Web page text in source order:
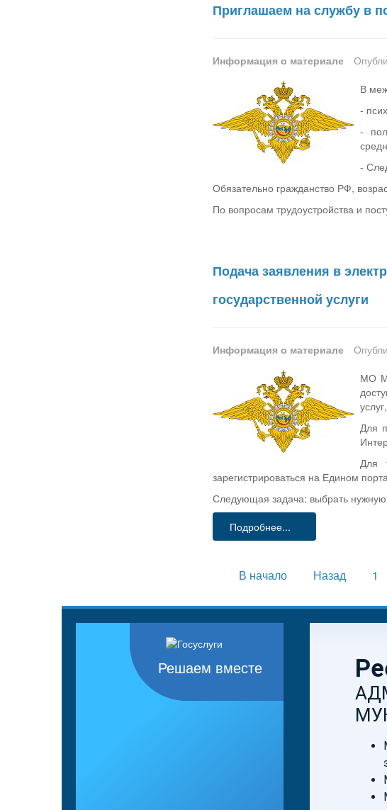
Приглашаем на службу в
Информация о материале
В
-
-
-
Обязательно гражданство РФ,
По вопросам трудоустройства и
Подача заявления в
государственной услуги
Информация о материале
МО
Для
Для
зарегистрироваться на Едином
Следующая задача: выбрать нужную
Подробнее...
В начало Назад 1
Решаем вместе